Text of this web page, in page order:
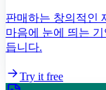
판매하는 창의적인
마음에 눈에 띄는
듭니다.
Try it free